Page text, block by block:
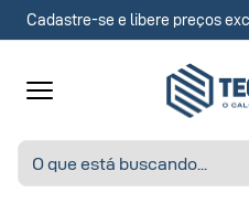
Cadastre-se e libere preços